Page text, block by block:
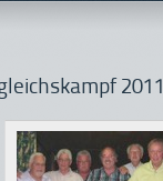
2011